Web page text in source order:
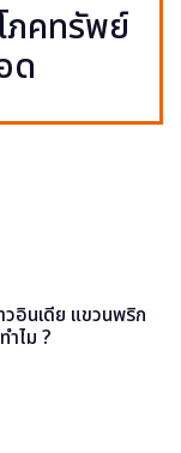
ภคทรัพย์
ด
อินเดีย แขวนพริก
ำไม ?